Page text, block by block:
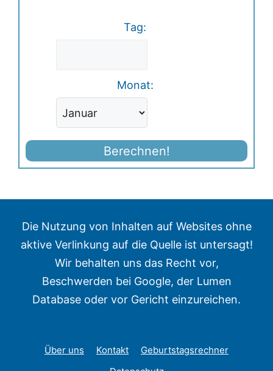
Tag:
Monat:
Berechnen!
Die Nutzung von Inhalten auf Websites ohne
aktive Verlinkung auf die Quelle ist untersagt!
Wir behalten uns das Recht vor,
Beschwerden bei Google, der Lumen
Database oder vor Gericht einzureichen.
Über uns Kontakt
Geburtstagsrechner